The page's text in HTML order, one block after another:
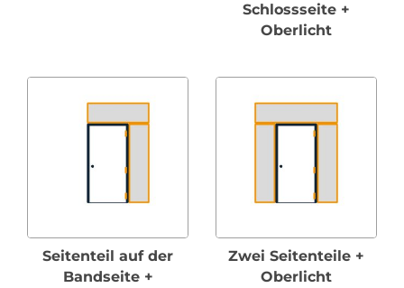
Schlossseite +
Oberlicht
Seitenteil auf der
Bandseite +
Zwei Seitenteile +
Oberlicht